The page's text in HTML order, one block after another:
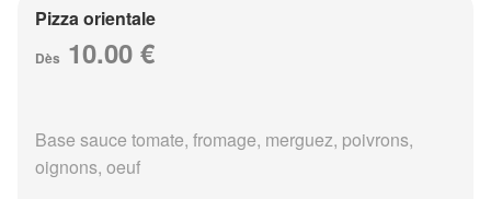
Pizza orientale
Dès 10.00 €
Base sauce tomate, fromage, merguez, poivrons,
oignons, oeuf